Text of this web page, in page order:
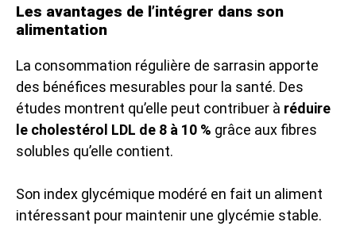
Les avantages de l’intégrer dans son
alimentation
La consommation régulière de sarrasin apporte
des bénéfices mesurables pour la santé. Des
études montrent qu’elle peut contribuer à réduire
le cholestérol LDL de 8 à 10 % grâce aux fibres
solubles qu’elle contient.
Son index glycémique modéré en fait un aliment
intéressant pour maintenir une glycémie stable.